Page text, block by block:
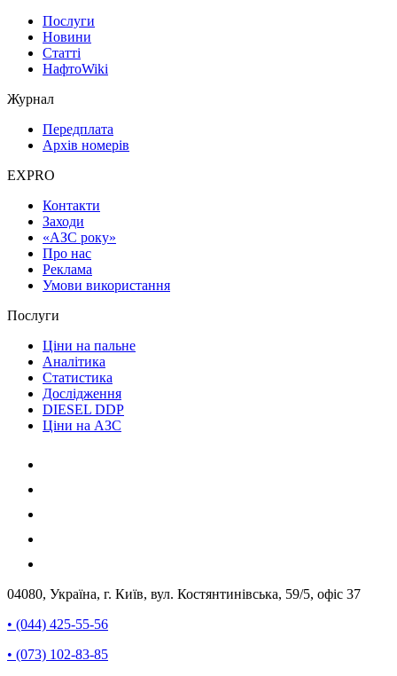
Послуги
Новини
Статті
НафтоWiki
Журнал
Передплата
Архів номерів
EXPRO
Контакти
Заходи
«АЗС року»
Про нас
Реклама
Умови використання
Послуги
Ціни на пальне
Аналітика
Статистика
Дослідження
DIESEL DDP
Ціни на АЗС
04080, Україна, г. Київ, вул. Костянтинівська, 59/5, офіс 37
• (044) 425-55-56
• (073) 102-83-85